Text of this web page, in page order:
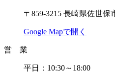
〒859-3215 長崎県佐世保
Google Mapで開く
営 業
平日：10:30～18:00